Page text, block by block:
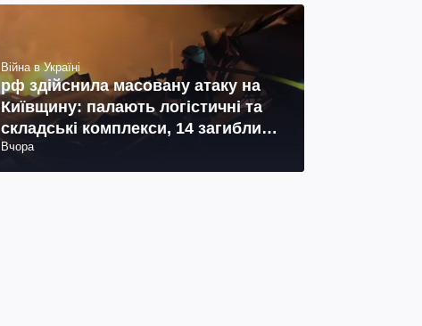
Війна в Україні
рф здійснила масовану атаку на
Київщину: палають логістичні та
складські комплекси, 14 загиблих,
27 поранених (фото, відео)
Вчора